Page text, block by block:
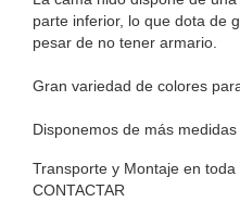
parte inferior, lo que dota de
pesar de no tener armario.
Gran variedad de colores
Disponemos de más
Transporte y Montaje en
CONTACTAR